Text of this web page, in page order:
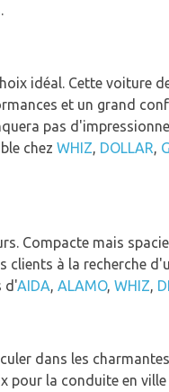
.
idéal. Cette voiture
et un grand
pas
chez WHIZ, DOLLAR,
Compacte mais
clients à la recherche
d'AIDA, ALAMO, WHIZ,
dans les
pour la conduite en